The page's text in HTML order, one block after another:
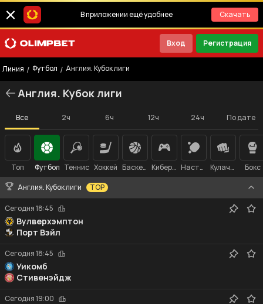
В приложении ещё удобнее Скачать
Вход Регистрация
Линия / Футбол / Англия. Кубок лиги
Англия. Кубок лиги
Все 2ч 6ч 12ч 24ч По дате
Топ Футбол Теннис Хоккей Баскетбол Киберспорт Настольный теннис Кулачные бои
Бокс
Англия. Кубок лиги
TOP
Сегодня18:45
Вулверхэмптон
Порт Вэйл
Сегодня18:45
Уикомб
Стивенэйдж
Сегодня19:00